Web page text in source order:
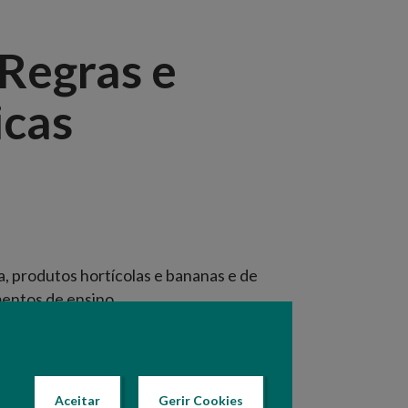
Aceitar Gerir Cookies
e
produtos hortícolas e bananas e de
de ensino.
constantes no